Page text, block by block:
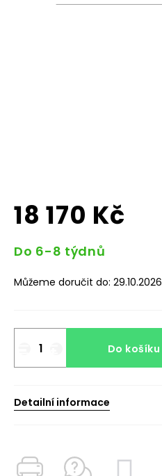
18 170 Kč
Měrná
cena:
Do 6-8 týdnů
Můžeme doručit do: 29.10.2026
Do košíku
Detailní informace